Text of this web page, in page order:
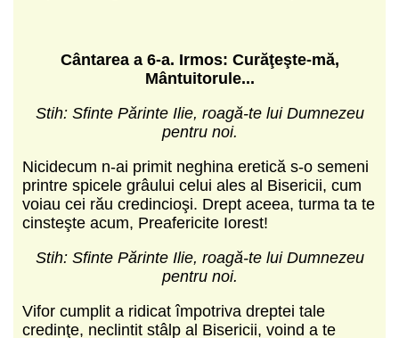
Cântarea a 6-a. Irmos: Curăţeşte-mă,
Mântuitorule...
Stih: Sfinte Părinte Ilie, roagă-te lui Dumnezeu
pentru noi.
Nicidecum n-ai primit neghina eretică s-o semeni
printre spicele grâului celui ales al Bisericii, cum
voiau cei rău credincioşi. Drept aceea, turma ta te
cinsteşte acum, Preafericite Iorest!
Stih: Sfinte Părinte Ilie, roagă-te lui Dumnezeu
pentru noi.
Vifor cumplit a ridicat împotriva dreptei tale
credinţe, neclintit stâlp al Bisericii, voind a te